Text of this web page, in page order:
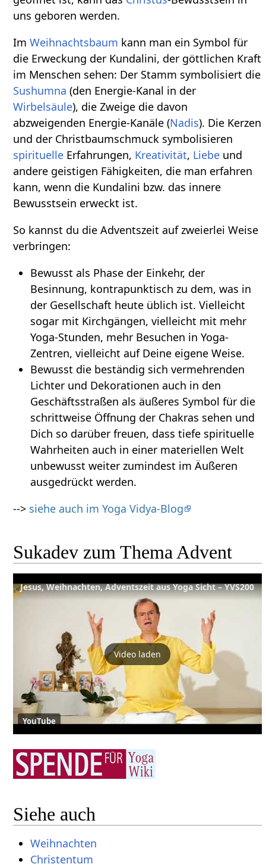
uns geboren werden.
ImWeihnachtsbaum kann man ein Symbol für
die Erweckung der Kundalini, der göttlichen Kraft
im Menschen sehen: Der Stamm symbolisiert die
Sushumna (den Energie-Kanal in der
Wirbelsäule), die Zweige die davon
abzweigenden Energie-Kanäle (Nadis). Die Kerzen
und der Christbaumschmuck symbolisieren
spirituelle Erfahrungen, Kreativität, Liebe und
andere geistigen Fähigkeiten, die man erfahren
kann, wenn die Kundalini bzw. das innere
Bewusstsein erweckt ist.
So kannst du die Adventszeit auf zweierlei Weise
verbringen:
Bewusst als Phase der Einkehr, der
Besinnung, kontrapunktisch zu dem, was in
der Gesellschaft heute üblich ist. Vielleicht
sogar mit Kirchgängen, vielleicht mit mehr
Yoga-Stunden, mehr Besuchen in Yoga-
Zentren, vielleicht auf Deine eigene Weise.
Bewusst die beständig sich vermehrenden
Lichter und Dekorationen auch in den
Geschäftsstraßen als äußeres Symbol für die
schrittweise Öffnung der Chakras sehen und
Dich so darüber freuen, dass tiefe spirituelle
Wahrheiten auch in einer materiellen Welt
unbewusst weiter zumindest im Äußeren
ausgedrückt werden.
--> siehe auch im Yoga Vidya-Blog
Sukadev zum Thema Advent
Jesus, Weihnachten, Adventszeit aus Yoga Sicht – YVS200
Video laden
YouTube
Siehe auch
Weihnachten
Christentum